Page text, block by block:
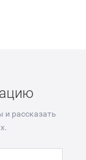
рассказать